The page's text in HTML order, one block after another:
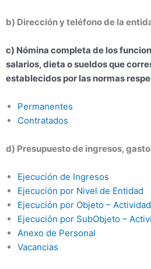
b) Dirección y teléfono de la
c) Nómina completa de los
salarios, dieta o sueldos que
establecidos por las normas
Permanentes
Contratados
d) Presupuesto de ingresos,
Ejecución de Ingresos
Ejecución por Nivel de Entidad
Ejecución por Objeto – Actividad
Ejecución por SubObjeto –
Anexo de Personal
Vacancias